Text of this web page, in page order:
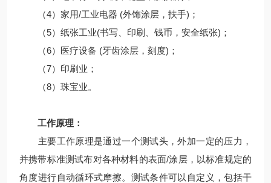
（4）家用/工业电器 (外饰涂层，扶手)；
（5）纸张工业(书写、印刷、钱币，安全纸张)；
（6）医疗设备 (牙齿涂层，刻度)；
（7）印刷业；
（8）珠宝业。
工作原理：
主要工作原理是通过一个测试头，外加一定的压力，
并携带标准测试布对各种材料的表面/涂层，以标准规定的
角度进行自动循环式摩擦。测试条件可以自定义，包括干